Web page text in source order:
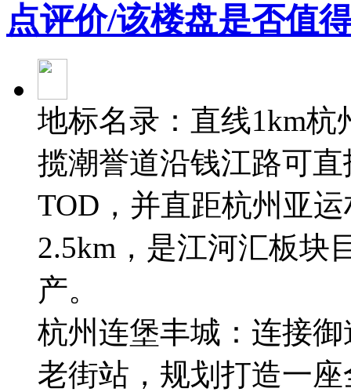
点评价/该楼盘是否值
地标名录：直线1km
揽潮誉道沿钱江路可
TOD，并直距杭州亚
2.5km，是江河汇板块
产。
杭州连堡丰城：连接
老街站，规划打造一